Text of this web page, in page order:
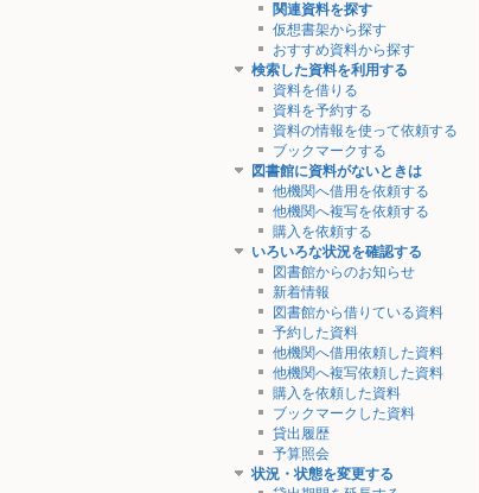
関連資料を探す
仮想書架から探す
おすすめ資料から探す
検索した資料を利用する
資料を借りる
資料を予約する
資料の情報を使って依頼する
ブックマークする
図書館に資料がないときは
他機関へ借用を依頼する
他機関へ複写を依頼する
購入を依頼する
いろいろな状況を確認する
図書館からのお知らせ
新着情報
図書館から借りている資料
予約した資料
他機関へ借用依頼した資料
他機関へ複写依頼した資料
購入を依頼した資料
ブックマークした資料
貸出履歴
予算照会
状況・状態を変更する